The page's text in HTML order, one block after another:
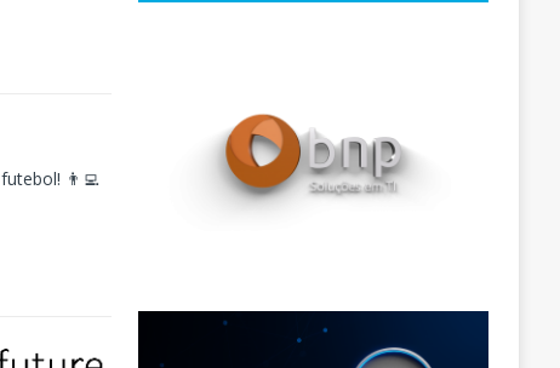
👨‍💻